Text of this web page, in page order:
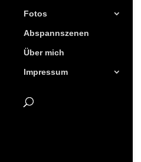
Fotos
Abspannszenen
Über mich
Impressum